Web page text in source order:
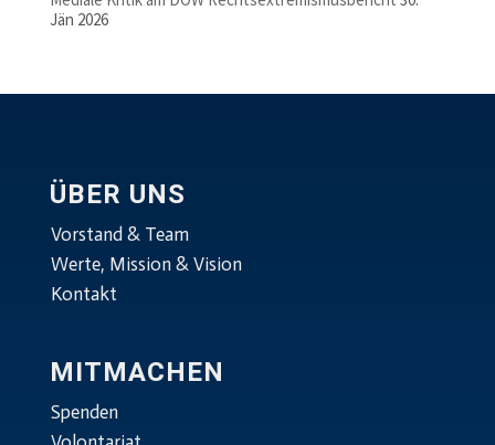
Jän 2026
ÜBER UNS
Vorstand & Team
Werte, Mission & Vision
Kontakt
MITMACHEN
Spenden